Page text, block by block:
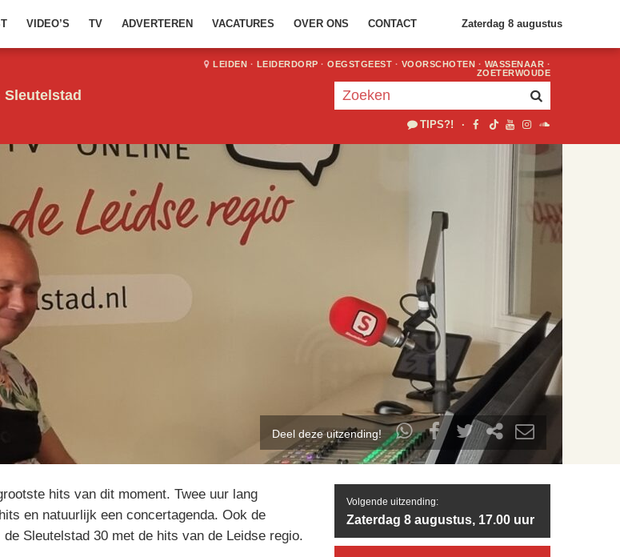
VIDEO’S TV ADVERTEREN VACATURES OVER ONS CONTACT Zaterdag 8 augustus
Sleutelstad
LEIDEN · LEIDERDORP · OEGSTGEEST · VOORSCHOTEN · WASSENAAR ·
ZOETERWOUDE
TIPS?! ·
uur 1 van 2
Deel deze uitzending!
hits van dit moment. Twee uur lang
en natuurlijk een concertagenda. Ook de
Sleutelstad 30 met de hits van de Leidse regio.
Volgende uitzending:
Zaterdag 8 augustus, 17.00 uur